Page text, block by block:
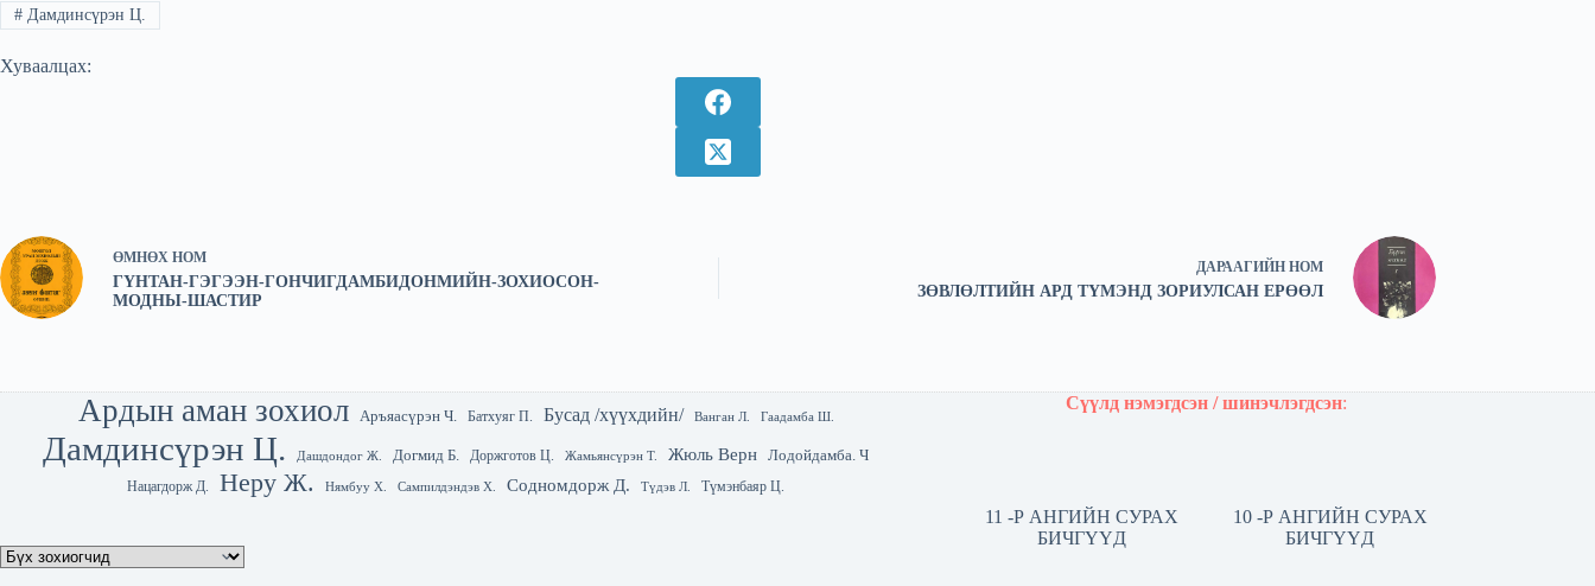
#Дамдинсүрэн Ц.
Хуваалцах:
ӨМНӨХ НОМ
ГҮНТАН-ГЭГЭЭН-ГОНЧИГДАМБИДОНМИЙН-ЗОХИОСОН-
МОДНЫ-ШАСТИР
ДАРААГИЙН НОМ
ЗӨВЛӨЛТИЙН АРД ТҮМЭНД ЗОРИУЛСАН ЕРӨӨЛ
Ардын аман зохиол Аръяасүрэн Ч. Батхуяг П. Бусад /хүүхдийн/ Ванган Л. Гаадамба Ш.
Дамдинсүрэн Ц. Дашдондог Ж. Догмид Б. Доржготов Ц. Жамьянсүрэн Т. Жюль Верн Лодойдамба. Ч
Нацагдорж Д. Неру Ж. Нямбуу Х. Сампилдэндэв Х. Содномдорж Д. Түдэв Л. Түмэнбаяр Ц.
Сүүлд нэмэгдсэн / шинэчлэгдсэн:
11 -Р АНГИЙН СУРАХ
БИЧГҮҮД
10 -Р АНГИЙН СУРАХ
БИЧГҮҮД